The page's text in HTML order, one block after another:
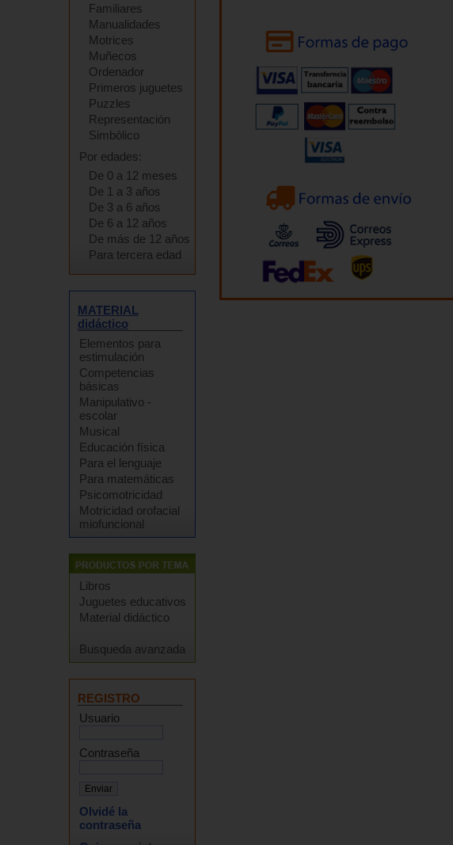
Familiares
Manualidades
Motrices
Muñecos
Ordenador
Primeros juguetes
Puzzles
Representación
Simbólico
Por edades:
De 0 a 12 meses
De 1 a 3 años
De 3 a 6 años
De 6 a 12 años
De más de 12 años
Para tercera edad
MATERIAL
didáctico
Elementos para
estimulación
Competencias
básicas
Manipulativo -
escolar
Musical
Educación física
Para el lenguaje
Para matemáticas
Psicomotricidad
Motricidad orofacial
miofuncional
Libros
Juguetes educativos
Material didáctico
Busqueda avanzada
REGISTRO
Usuario
Contraseña
Olvidé la
contraseña